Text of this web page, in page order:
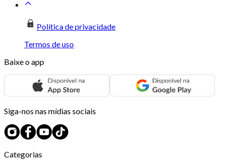
Política de privacidade
Termos de uso
Baixe o app
Siga-nos nas mídias sociais
Categorias